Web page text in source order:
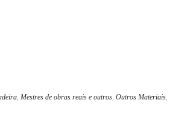
, Mestres de obras reais e outros, Outros Materiais,